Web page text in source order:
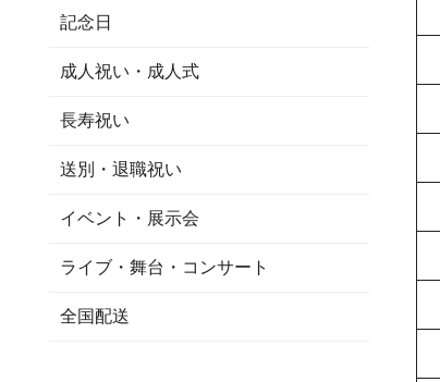
記念日
成人祝い・成人式
長寿祝い
送別・退職祝い
イベント・展示会
ライブ・舞台・コンサート
全国配送